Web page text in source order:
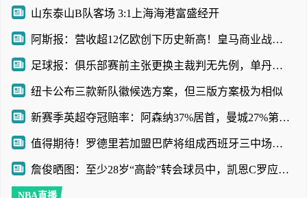
山东泰山B队客场 3:1上海海港富盛经开
阿斯报：营收超12亿欧创下历史新高！皇马商业战略取得巨大成功
足球报：俱乐部赛前主张更换主裁判无先例，单丹奥吹罚小心翼翼
纽卡公布三款新队徽候选方案，但三版方案极为相似
新赛季英超夺冠赔率：阿森纳37%居首，曼城27%第2，利物浦曼联3-4
值得期待！罗德里若加盟巴萨将组成西班牙三中场，外媒对比哈白布
詹俊晒图：至少28岁“高龄”转会球员中，凯恩C罗应该是最成功的
NBA直播